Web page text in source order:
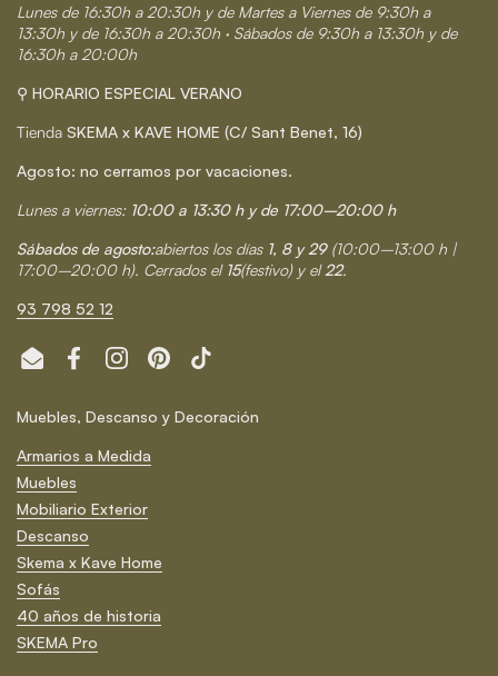
Lunes de 16:30h a 20:30h y de Martes a Viernes de 9:30h a
13:30h y de 16:30h a 20:30h · Sábados de 9:30h a 13:30h y de
16:30h a 20:00h
⚲ HORARIO ESPECIAL VERANO
Tienda SKEMA x KAVE HOME (C/ Sant Benet, 16)
Agosto: no cerramos por vacaciones.
Lunes a viernes: 10:00 a 13:30 h y de 17:00–20:00 h
Sábados de agosto:abiertos los días 1, 8 y 29 (10:00–13:00 h |
17:00–20:00 h). Cerrados el 15(festivo) y el22.
93 798 52 12
Email FacebookInstagramPinterestTikTok
Muebles, Descanso y Decoración
Armarios a Medida
Muebles
Mobiliario Exterior
Descanso
Skema x Kave Home
Sofás
40 años de historia
SKEMA Pro